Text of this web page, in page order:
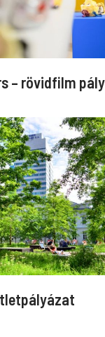
– rövidfilm